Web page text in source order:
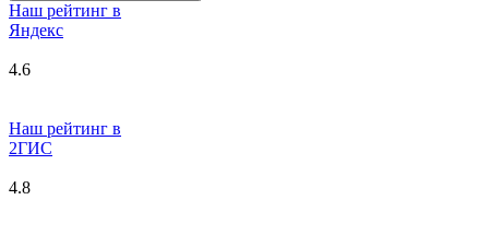
Наш рейтинг в
Яндекс
4.6
Наш рейтинг в
2ГИС
4.8